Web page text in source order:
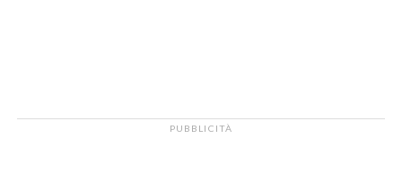
PUBBLICITÀ